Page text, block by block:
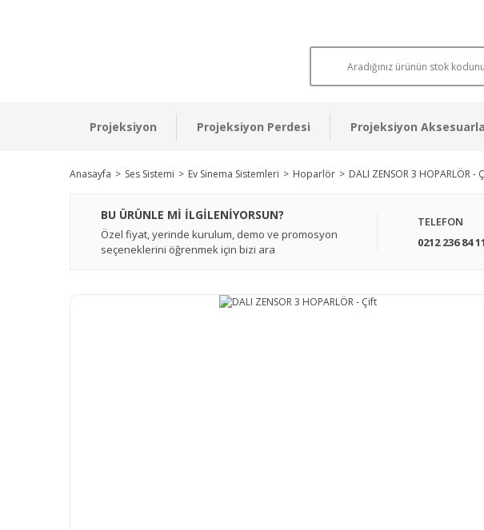
Projeksiyon Projeksiyon Perdesi Projeksiyon
Anasayfa Ses Sistemi Ev Sinema Sistemleri Hoparlör DALI ZENSOR 3 HOPARLÖR -
BU ÜRÜNLE Mİ İLGİLENİYORSUN?
Özel fiyat, yerinde kurulum, demo ve promosyon
seçeneklerini öğrenmek için bizi ara
TELEFON
0212 236 84 11